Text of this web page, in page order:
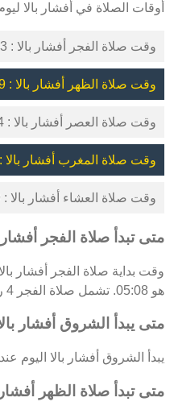
أوقات الصلاة في أفشار بالا ليوم الجمعة 07/08/
وقت صلاة الفجر أفشار بالا : 03:33
وقت صلاة الظهر أفشار بالا : 11:59
وقت صلاة العصر أفشار بالا : 15:44
وقت صلاة المغرب أفشار بالا : 18:50
وقت صلاة العشاء أفشار بالا : 20:19
متى تبدأ صلاة الفجر أفشار
هو 05:08. تشمل صلاة الفجر 4 ركعات: 2 فرض و2 سنة.
متى يبدأ الشروق أفشار
يبدأ الشروق أفشار بالا اليوم عند
متى تبدأ صلاة الظهر أفشار